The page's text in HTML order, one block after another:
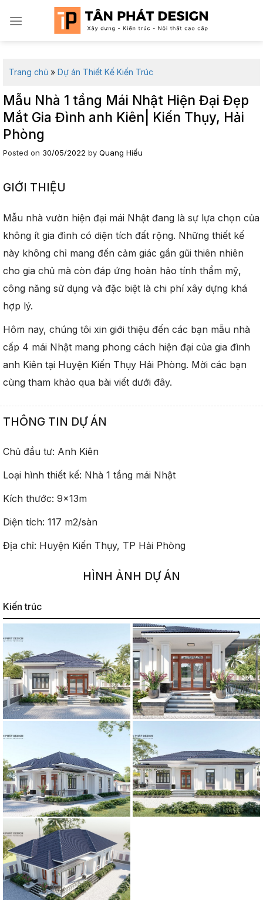
Trang chủ » Dự án Thiết Kế Kiến Trúc
Mẫu Nhà 1 tầng Mái Nhật Hiện Đại Đẹp
Mắt Gia Đình anh Kiên| Kiến Thụy, Hải
Phòng
Posted on 30/05/2022 by Quang Hiếu
GIỚI THIỆU
Mẫu nhà vườn hiện đại mái Nhật đang là sự lựa chọn của
không ít gia đình có diện tích đất rộng. Những thiết kế
này không chỉ mang đến cảm giác gần gũi thiên nhiên
cho gia chủ mà còn đáp ứng hoàn hảo tính thẩm mỹ,
công năng sử dụng và đặc biệt là chi phí xây dựng khá
hợp lý.
Hôm nay, chúng tôi xin giới thiệu đến các bạn mẫu nhà
cấp 4 mái Nhật mang phong cách hiện đại của gia đình
anh Kiên tại Huyện Kiến Thụy Hải Phòng. Mời các bạn
cùng tham khảo qua bài viết dưới đây.
THÔNG TIN DỰ ÁN
Chủ đầu tư: Anh Kiên
Loại hình thiết kế: Nhà 1 tầng mái Nhật
Kích thước: 9x13m
Diện tích: 117 m2/sàn
Địa chỉ: Huyện Kiến Thụy, TP Hải Phòng
HÌNH ẢNH DỰ ÁN
Kiến trúc